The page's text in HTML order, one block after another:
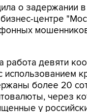
о задержании
центре
девяти
более 20
через
у